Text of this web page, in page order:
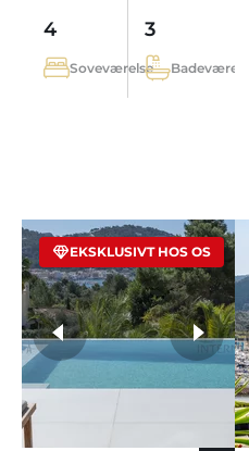
4
Soveværelse
3
Badeværelse
EKSKLUSIVT HOS OS
flere fotos